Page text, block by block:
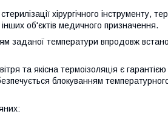
хірургічного інструменту,
об'єктів медичного призначення.
заданої температури впродовж
та якісна термоізоляція є
блокуванням